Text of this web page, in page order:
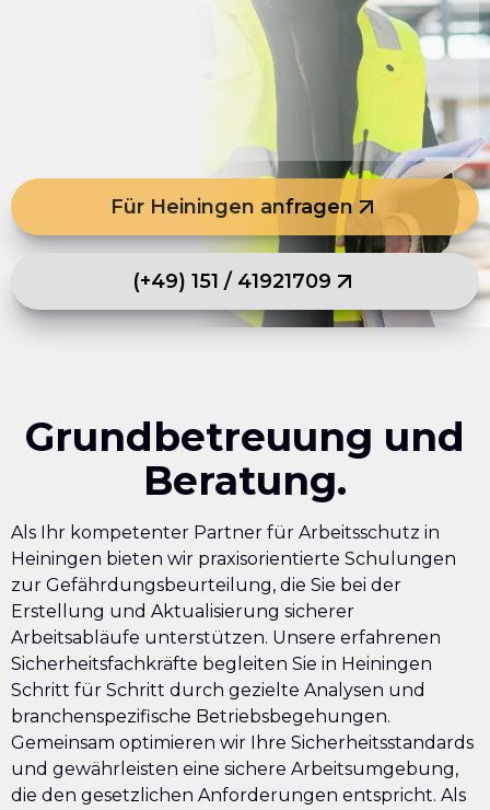
Für Heiningen anfragen
(+49) 151 / 41921709
Grundbetreuung und
Beratung.
Als Ihr kompetenter Partner für Arbeitsschutz in
Heiningen bieten wir praxisorientierte Schulungen
zur Gefährdungsbeurteilung, die Sie bei der
Erstellung und Aktualisierung sicherer
Arbeitsabläufe unterstützen. Unsere erfahrenen
Sicherheitsfachkräfte begleiten Sie in Heiningen
Schritt für Schritt durch gezielte Analysen und
branchenspezifische Betriebsbegehungen.
Gemeinsam optimieren wir Ihre Sicherheitsstandards
und gewährleisten eine sichere Arbeitsumgebung,
die den gesetzlichen Anforderungen entspricht. Als